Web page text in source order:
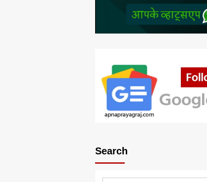
Search